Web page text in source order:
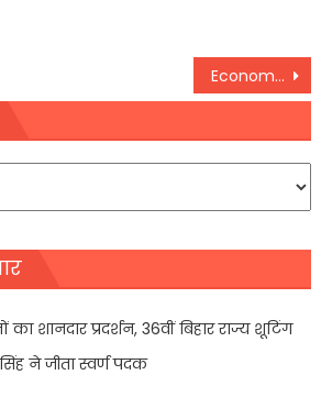
Economy को इस बार मिलेगा Export का सहारा, निर्यात मांग में हुआ इजाफा
शानदार प्रदर्शन, 36वीं बिहार राज्य शूटिंग
ने जीता स्वर्ण पदक